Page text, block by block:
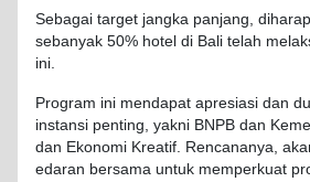
Sebagai target jangka panjang,
sebanyak 50% hotel di Bali telah
ini.
Program ini mendapat apresiasi dan
instansi penting, yakni BNPB dan
dan Ekonomi Kreatif. Rencananya,
edaran bersama untuk memperkuat